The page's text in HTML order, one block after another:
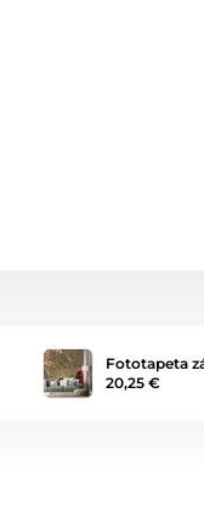
Fototapeta
20,25 €